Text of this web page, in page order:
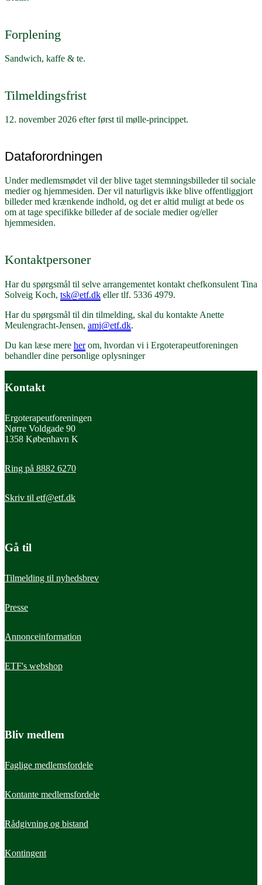
Forplening
Sandwich, kaffe & te.
Tilmeldingsfrist
12. november 2026 efter først til mølle-princippet.
Dataforordningen
Under medlemsmødet vil der blive taget stemningsbilleder til sociale
medier og hjemmesiden. Der vil naturligvis ikke blive offentliggjort
billeder med krænkende indhold, og det er altid muligt at bede os
om at tage specifikke billeder af de sociale medier og/eller
hjemmesiden.
Kontaktpersoner
Har du spørgsmål til selve arrangementet kontakt chefkonsulent Tina
Solveig Koch, tsk@etf.dk eller tlf. 5336 4979.
Har du spørgsmål til din tilmelding, skal du kontakte Anette
Meulengracht-Jensen, amj@etf.dk.
Du kan læse mere herom, hvordan vi i Ergoterapeutforeningen
behandler dine personlige oplysninger
Kontakt
Ergoterapeutforeningen
Nørre Voldgade 90
1358 København K
Ring på 8882 6270
Skriv til etf@etf.dk
Gå til
Tilmelding til nyhedsbrev
Presse
Annonceinformation
ETF's webshop
Bliv medlem
Faglige medlemsfordele
Kontante medlemsfordele
Rådgivning og bistand
Kontingent